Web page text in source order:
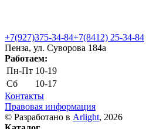
+7(927)375-34-84+7(8412) 25-34-84
Пенза, ул. Cуворова 184а
Работаем:
Пн-Пт 10-19
Сб
10-17
Контакты
Правовая информация
© Разработано в Arlight, 2026